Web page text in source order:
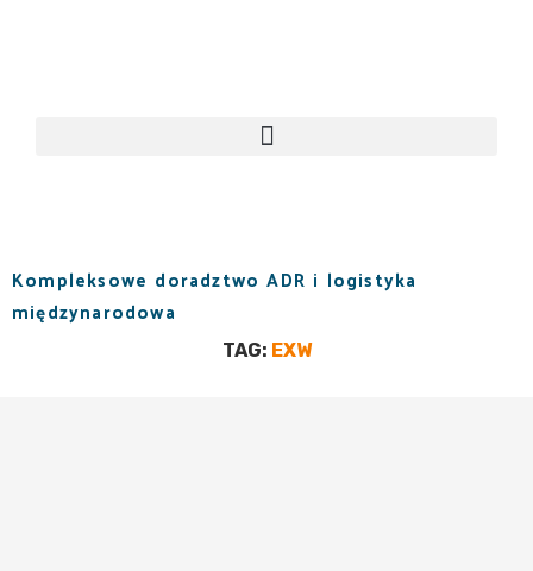
Kompleksowe doradztwo ADR i logistyka
międzynarodowa
TAG: EXW